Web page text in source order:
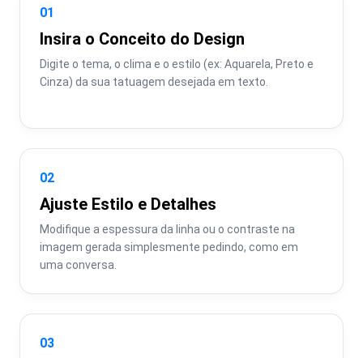
01
Insira o Conceito do Design
Digite o tema, o clima e o estilo (ex: Aquarela, Preto e
Cinza) da sua tatuagem desejada em texto.
02
Ajuste Estilo e Detalhes
Modifique a espessura da linha ou o contraste na
imagem gerada simplesmente pedindo, como em
uma conversa.
03